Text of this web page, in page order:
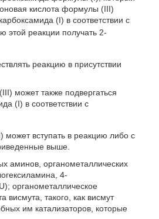
кислота формулы (III)
(I) в соответствии с
реакции получать 2-
реакцию в присутствии
может также подвергаться
(I) в соответствии с
вступать в реакцию либо с
выше.
аминов, органометаллических
4-
органометаллическое
такого, как висмут
им катализаторов, которые